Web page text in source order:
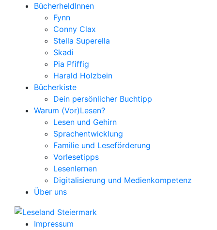
BücherheldInnen
Fynn
Conny Clax
Stella Superella
Skadi
Pia Pfiffig
Harald Holzbein
Bücherkiste
Dein persönlicher Buchtipp
Warum (Vor)Lesen?
Lesen und Gehirn
Sprachentwicklung
Familie und Leseförderung
Vorlesetipps
Lesenlernen
Digitalisierung und Medienkompetenz
Über uns
Impressum